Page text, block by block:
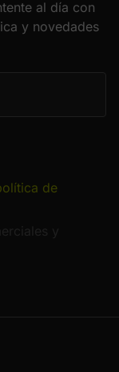
al día con
y novedades
de